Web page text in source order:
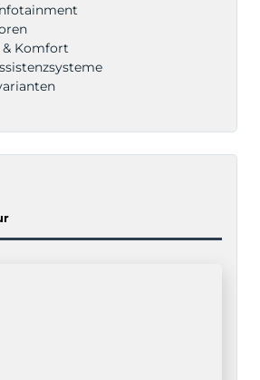
& Komfort